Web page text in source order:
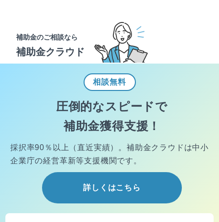
補助金のご相談なら
補助金クラウド
相談無料
圧倒的なスピードで
補助金獲得支援！
採択率90％以上（直近実績）。 補助金クラウドは中小
企業庁の経営革新等支援機関です。
詳しくはこちら